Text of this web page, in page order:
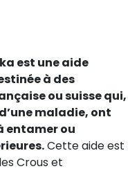
est une aide
à des
ou suisse qui,
maladie, ont
entamer ou
Cette aide est
Crous et